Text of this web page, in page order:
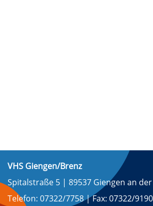
VHS Giengen/Brenz
Spitalstraße 5 | 89537 Giengen an
Telefon: 07322/7758 | Fax: 07322/